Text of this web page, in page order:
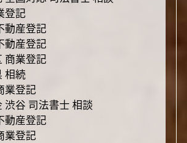
登記
動産登記
動産登記
商業登記
相続
業登記
渋谷 司法書士 相談
動産登記
業登記